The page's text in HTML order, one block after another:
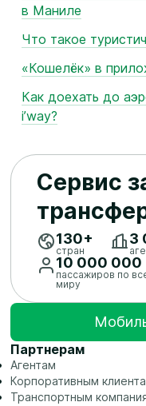
в Маниле
Что такое
«Кошелёк» в
Как доехать до
i’way?
Сервис
130+
стран
3
10 ​000 ​000
пассажиров по
миру
Партнерам
Агентам
Корпоративным
Транспортным